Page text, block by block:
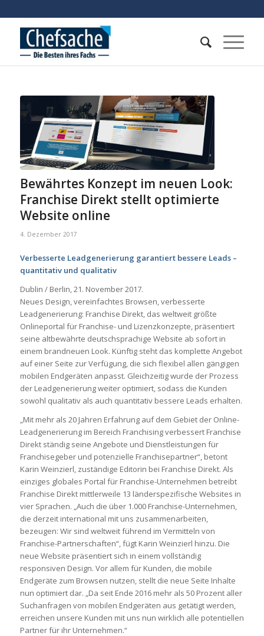
Bewährtes Konzept im neuen Look:
Franchise Direkt stellt optimierte
Website online
4. Dezember 2017
Verbesserte Leadgenerierung garantiert bessere Leads –
quantitativ und qualitativ
Dublin / Berlin, 21. November 2017.
Neues Design, vereinfachtes Browsen, verbesserte
Leadgenerierung: Franchise Direkt, das weltweit größte
Onlineportal für Franchise- und Lizenzkonzepte, präsentiert
seine altbewährte deutschsprachige Website ab sofort in
einem brandneuen Look. Künftig steht das komplette Angebot
auf einer Seite zur Verfügung, die sich flexibel allen gängigen
mobilen Endgeräten anpasst. Gleichzeitig wurde der Prozess
der Leadgenerierung weiter optimiert, sodass die Kunden
sowohl qualitativ als auch quantitativ bessere Leads erhalten.
„Mit mehr als 20 Jahren Erfahrung auf dem Gebiet der Online-
Leadgenerierung im Bereich Franchising verbessert Franchise
Direkt ständig seine Angebote und Dienstleistungen für
Franchisegeber und potenzielle Franchisepartner“, betont
Karin Weinzierl, zuständige Editorin bei Franchise Direkt. Als
einziges globales Portal für Franchise-Unternehmen betreibt
Franchise Direkt mittlerweile 13 länderspezifische Websites in
vier Sprachen. „Auch die über 1.000 Franchise-Unternehmen,
die derzeit international mit uns zusammenarbeiten,
bezeugen: Wir sind weltweit führend im Vermitteln von
Franchise-Partnerschaften“, fügt Karin Weinzierl hinzu. Die
neue Website präsentiert sich in einem vollständig
responsiven Design. Vor allem für Kunden, die mobile
Endgeräte zum Browsen nutzen, stellt die neue Seite Inhalte
nun optimiert dar. „Da seit Ende 2016 mehr als 50 Prozent aller
Suchanfragen von mobilen Endgeräten aus getätigt werden,
erreichen unsere Kunden mit uns nun wirklich alle potentiellen
Partner für ihr Unternehmen.“